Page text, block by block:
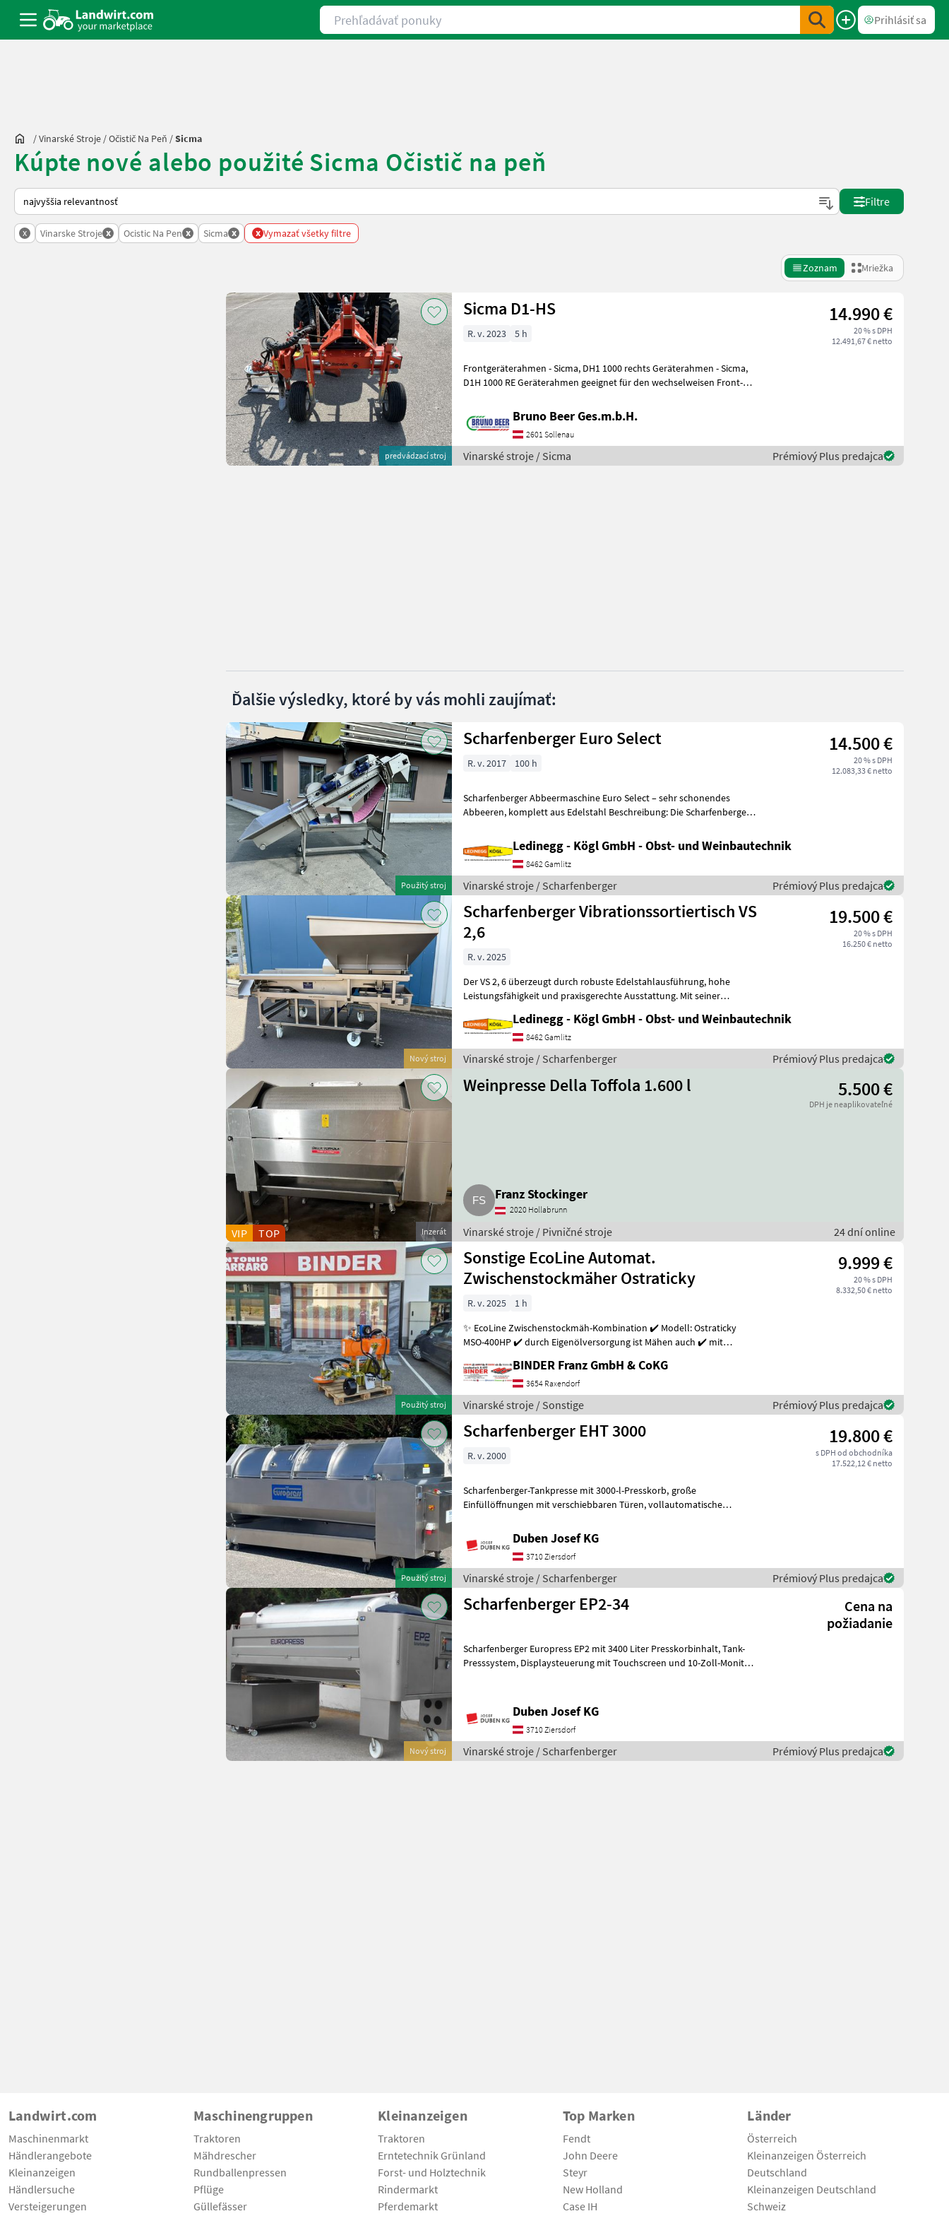
Prehľadávať ponuky
Prihlásiť sa
/Vinarské Stroje /Očistič Na Peň /Sicma
Kúpte nové alebo použité Sicma Očistič na peň
Takto sa vykonáva triedenie na Landwirt.com
Filtre
x Vinarske Stroje x Ocistic Na Pen x Sicma x x Vymazať všetky filtre
Zoznam Mriežka
predvádzací stroj
Sicma D1-HS 14.990 €
20 % s DPH
12.491,67 € netto
R. v. 2023 5 h
Frontgeräterahmen - Sicma, DH1 1000 rechts Geräterahmen - Sicma,
D1H 1000 RE Geräterahmen geeignet für den wechselweisen Front-
Bruno Beer Ges.m.b.H.
2601 Sollenau
Vinarské stroje / Sicma Prémiový Plus predajca
Ďalšie výsledky, ktoré by vás mohli zaujímať:
Použitý stroj
Scharfenberger Euro Select 14.500 €
20 % s DPH
12.083,33 € netto
R. v. 2017 100 h
Scharfenberger Abbeermaschine Euro Select – sehr schonendes
Abbeeren, komplett aus Edelstahl Beschreibung: Die Scharfenberger
Ledinegg - Kögl GmbH - Obst- und Weinbautechnik
8462 Gamlitz
Vinarské stroje / Scharfenberger Prémiový Plus predajca
Nový stroj
Scharfenberger Vibrationssortiertisch VS
2,6
19.500 €
20 % s DPH
16.250 € netto
R. v. 2025
Der VS 2, 6 überzeugt durch robuste Edelstahlausführung, hohe
Leistungsfähigkeit und praxisgerechte Ausstattung. Mit seiner
Ledinegg - Kögl GmbH - Obst- und Weinbautechnik
8462 Gamlitz
Vinarské stroje / Scharfenberger Prémiový Plus predajca
Inzerát
VIP TOP
Weinpresse Della Toffola 1.600 l 5.500 €
DPH je neaplikovateľné
Franz Stockinger
2020 Hollabrunn
Vinarské stroje / Pivničné stroje 24 dní online
Použitý stroj
Sonstige EcoLine Automat.
Zwischenstockmäher Ostraticky
9.999 €
20 % s DPH
8.332,50 € netto
R. v. 2025
1 h
✨ EcoLine Zwischenstockmäh-Kombination ✔️ Modell: Ostraticky
MSO-400HP ✔️ durch Eigenölversorgung ist Mähen auch ✔️ mit
BINDER Franz GmbH & CoKG
3654 Raxendorf
Vinarské stroje / Sonstige Prémiový Plus predajca
Použitý stroj
Scharfenberger EHT 3000 19.800 €
s DPH od obchodníka
17.522,12 € netto
R. v. 2000
Scharfenberger-Tankpresse mit 3000-l-Presskorb, große
Einfüllöffnungen mit verschiebbaren Türen, vollautomatische
Duben Josef KG
3710 Ziersdorf
Vinarské stroje / Scharfenberger Prémiový Plus predajca
Nový stroj
Scharfenberger EP2-34
Cena na
požiadanie
Scharfenberger Europress EP2 mit 3400 Liter Presskorbinhalt, Tank-
Presssystem, Displaysteuerung mit Touchscreen und 10-Zoll-Monitor
Duben Josef KG
3710 Ziersdorf
Vinarské stroje / Scharfenberger Prémiový Plus predajca
Landwirt.com
Maschinenmarkt
Händlerangebote
Kleinanzeigen
Händlersuche
Versteigerungen
Maschinengruppen
Traktoren
Mähdrescher
Rundballenpressen
Pflüge
Güllefässer
Kleinanzeigen
Traktoren
Erntetechnik Grünland
Forst- und Holztechnik
Rindermarkt
Pferdemarkt
Top Marken
Fendt
John Deere
Steyr
New Holland
Case IH
Länder
Österreich
Kleinanzeigen Österreich
Deutschland
Kleinanzeigen Deutschland
Schweiz